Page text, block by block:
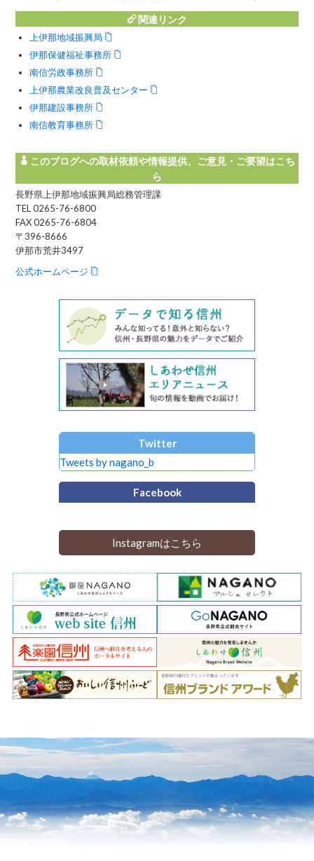
関連リンク
上伊那地域振興局
伊那保健福祉事務所
南信労政事務所
上伊那農業改良普及センター
伊那建設事務所
南信教育事務所
このブログへの取材依頼や情報提供、ご意見・ご要望はこち
ら
長野県上伊那地域振興局総務管理課
TEL 0265-76-6800
FAX 0265-76-6804
〒396-8666
伊那市荒井3497
公式ホームページ
Twitter
Tweets by nagano_b
Facebook
Instagramはこちら